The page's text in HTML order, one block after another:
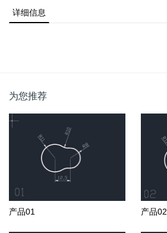
详细信息
为您推荐
产品01 产品02